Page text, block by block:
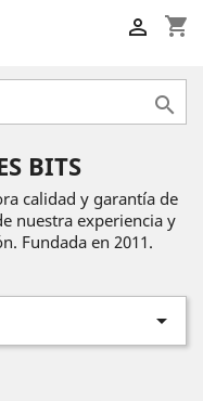
shopping_cart


BITS
calidad y garantía de
nuestra experiencia y
Fundada en 2011.
